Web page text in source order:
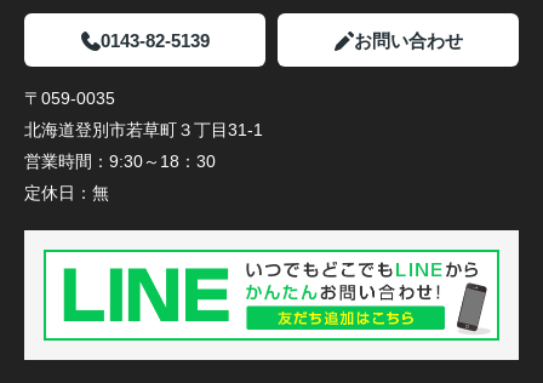
0143-82-5139 お問い合わせ
〒059-0035
北海道登別市若草町３丁目31-1
営業時間： 9:30～18：30
定休日： 無